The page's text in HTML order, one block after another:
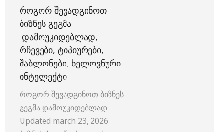
ᲠᲝᲒᲝᲠ ᲨᲔᲕᲐᲓᲒᲘᲜᲝᲗ
ᲑᲘᲖᲜᲔᲡ ᲒᲔᲒᲛᲐ
ᲓᲐᲛᲝᲣᲙᲘᲓᲔᲑᲚᲐᲓ,
ᲠᲩᲔᲕᲔᲑᲘ, ᲢᲘᲞᲘᲣᲠᲔᲑᲘ,
ᲨᲐᲑᲚᲝᲜᲔᲑᲘ, ᲮᲔᲚᲝᲕᲜᲣᲠᲘ
ᲘᲜᲢᲔᲚᲔᲥᲢᲘ
როგორ შევადგინოთ ბიზნეს
გეგმა დამოუკიდებლად
Updated march 23, 2026